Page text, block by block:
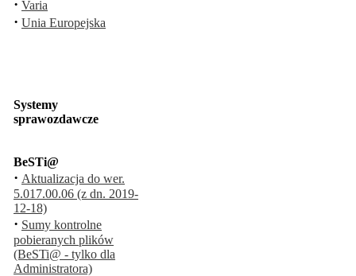
· Varia
· Unia Europejska
Systemy
sprawozdawcze
BeSTi@
· Aktualizacja do wer.
5.017.00.06 (z dn. 2019-
12-18)
· Sumy kontrolne
pobieranych plików
(BeSTi@ - tylko dla
Administratora)